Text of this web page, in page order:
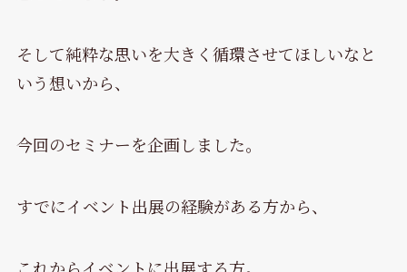
そして純粋な思いを大きく循環させてほしいなと
いう想いから、
今回のセミナーを企画しました。
すでにイベント出展の経験がある方から、
これからイベントに出展する方。